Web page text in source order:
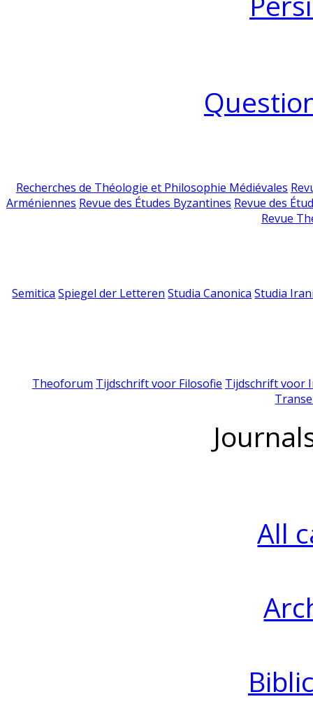
Recherches de Théologie et Philosophie Médiévales
Arméniennes Revue des Études Byzantines Revue des
Revue
Semitica Spiegel der Letteren Studia Canonica Studia
Theoforum Tijdschrift voor Filosofie Tijdschrift voor
All